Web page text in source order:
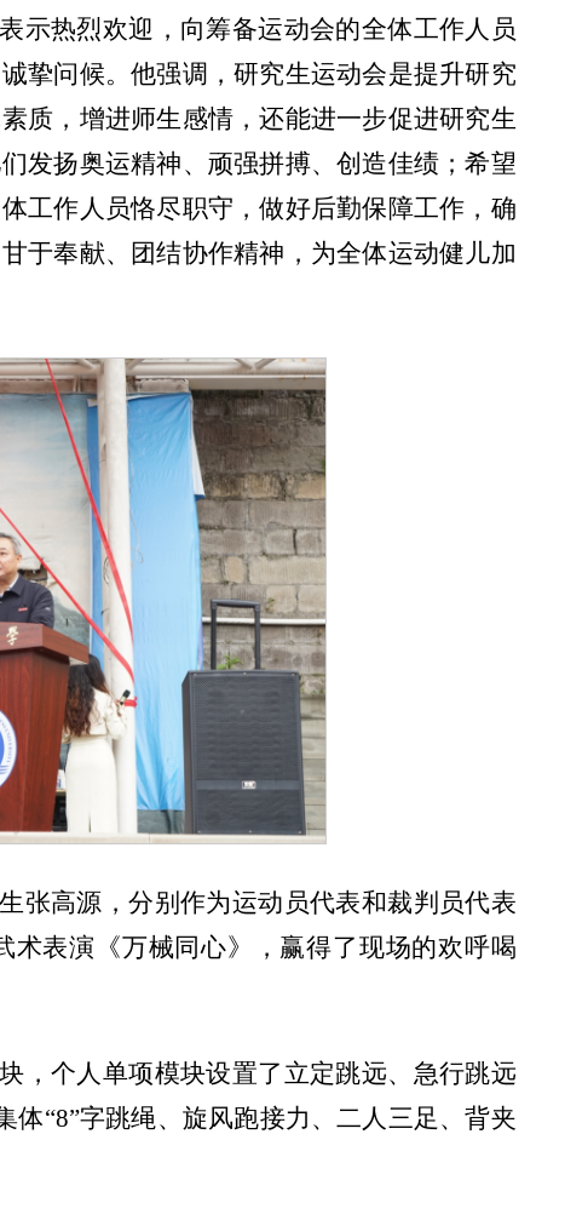
示热烈欢迎，向筹备运动会的全体工作人员
挚问候。他强调，研究生运动会是提升研究
质，增进师生感情，还能进一步促进研究生
发扬奥运精神、顽强拼搏、创造佳绩；希望
工作人员恪尽职守，做好后勤保障工作，确
于奉献、团结协作精神，为全体运动健儿加
张高源，分别作为运动员代表和裁判员代表
表演《万械同心》，赢得了现场的欢呼喝
，个人单项模块设置了立定跳远、急行跳远
“8”字跳绳、旋风跑接力、二人三足、背夹